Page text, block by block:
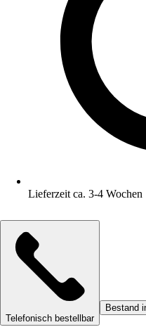
Lieferzeit ca. 3-4 Wochen
Telefonisch bestellbar
Bestand